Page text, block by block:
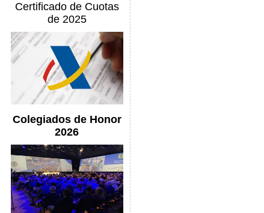
Certificado de Cuotas
de 2025
Colegiados de Honor
2026